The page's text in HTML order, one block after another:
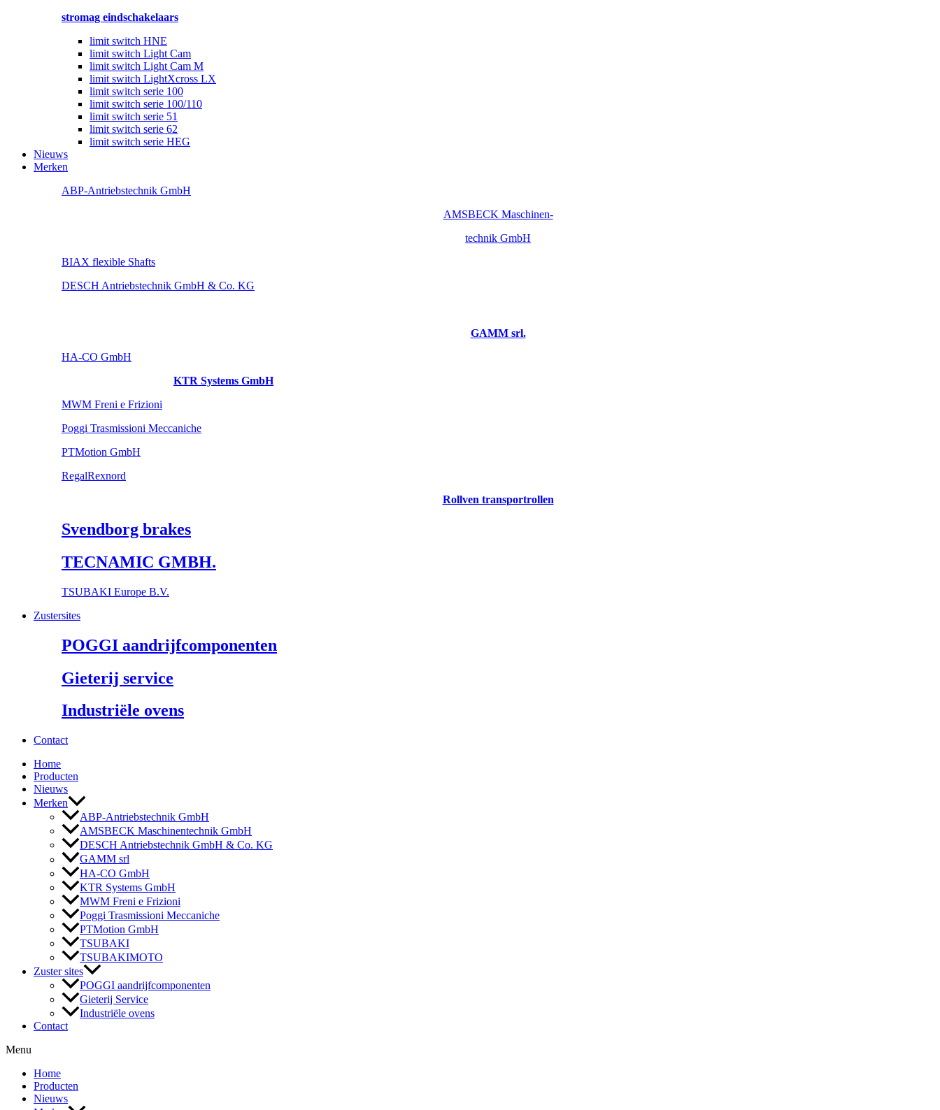
stromag eindschakelaars
limit switch HNE
limit switch Light Cam
limit switch Light Cam M
limit switch LightXcross LX
limit switch serie 100
limit switch serie 100/110
limit switch serie 51
limit switch serie 62
limit switch serie HEG
Nieuws
Merken
ABP-Antriebstechnik GmbH
AMSBECK Maschinen-
technik GmbH
BIAX flexible Shafts
DESCH Antriebstechnik GmbH & Co. KG
GAMM srl.
HA-CO GmbH
KTR Systems GmbH
MWM Freni e Frizioni
Poggi Trasmissioni Meccaniche
PTMotion GmbH
RegalRexnord
Rollven transportrollen
Svendborg brakes
TECNAMIC GMBH.
TSUBAKI Europe B.V.
Zustersites
POGGI aandrijfcomponenten
Gieterij service
Industriële ovens
Contact
Home
Producten
Nieuws
Merken
ABP-Antriebstechnik GmbH
AMSBECK Maschinentechnik GmbH
DESCH Antriebstechnik GmbH & Co. KG
GAMM srl
HA-CO GmbH
KTR Systems GmbH
MWM Freni e Frizioni
Poggi Trasmissioni Meccaniche
PTMotion GmbH
TSUBAKI
TSUBAKIMOTO
Zuster sites
POGGI aandrijfcomponenten
Gieterij Service
Industriële ovens
Contact
Menu
Home
Producten
Nieuws